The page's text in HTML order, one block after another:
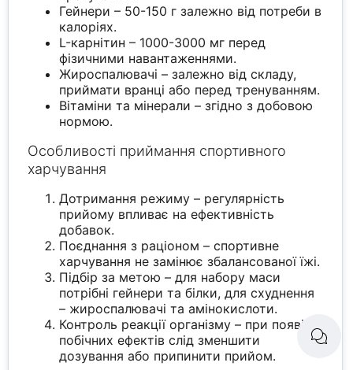
Гейнери – 50-150 г залежно від потреби в
калоріях.
L-карнітин – 1000-3000 мг перед
фізичними навантаженнями.
Жироспалювачі – залежно від складу,
приймати вранці або перед тренуванням.
Вітаміни та мінерали – згідно з добовою
нормою.
Особливості приймання спортивного
харчування
Дотримання режиму – регулярність
прийому впливає на ефективність
добавок.
Поєднання з раціоном – спортивне
харчування не замінює збалансованої їжі.
Підбір за метою – для набору маси
потрібні гейнери та білки, для схуднення
– жироспалювачі та амінокислоти.
Контроль реакції організму – при появі
побічних ефектів слід зменшити
дозування або припинити прийом.